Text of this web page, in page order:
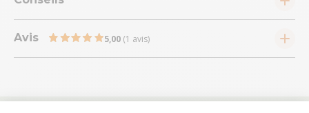
Avis 5,00 (1 avis)